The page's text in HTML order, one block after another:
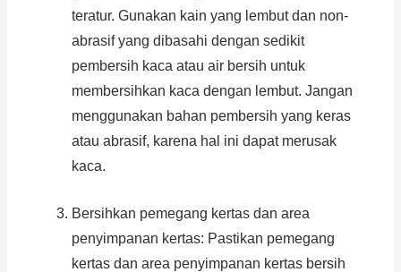
teratur. Gunakan kain yang lembut dan non-
abrasif yang dibasahi dengan sedikit
pembersih kaca atau air bersih untuk
membersihkan kaca dengan lembut. Jangan
menggunakan bahan pembersih yang keras
atau abrasif, karena hal ini dapat merusak
kaca.
Bersihkan pemegang kertas dan area
penyimpanan kertas: Pastikan pemegang
kertas dan area penyimpanan kertas bersih